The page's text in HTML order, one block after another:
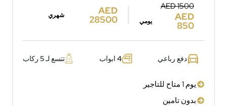
AED 1500
AED
850 يومي
AED
28500 شهري
دفع رباعي 4 ابواب تتسع لـ 5 ركاب
يوم 1 متاح للتاجير
بدون تامين